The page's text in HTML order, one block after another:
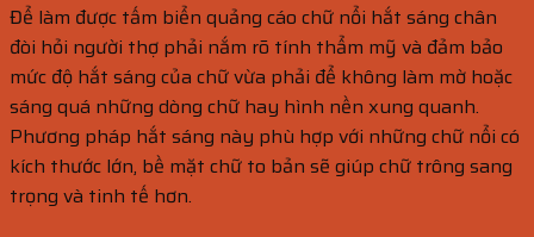
Để làm được tấm biển quảng cáo chữ nổi hắt sáng chân
đòi hỏi người thợ phải nắm rõ tính thẩm mỹ và đảm bảo
mức độ hắt sáng của chữ vừa phải để không làm mờ hoặc
sáng quá những dòng chữ hay hình nền xung quanh.
Phương pháp hắt sáng này phù hợp với những chữ nổi có
kích thước lớn, bề mặt chữ to bản sẽ giúp chữ trông sang
trọng và tinh tế hơn.